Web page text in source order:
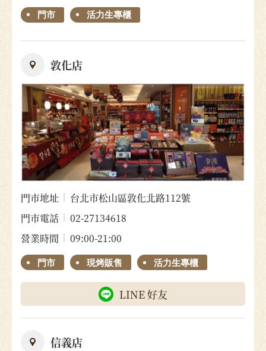
門市 活力生專櫃
敦化店
門市地址
台北市松山區敦化北路112號
門市電話
02-27134618
營業時間
09:00-21:00
門市 現烤販售 活力生專櫃
LINE 好友
信義店